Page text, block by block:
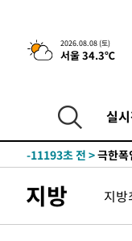
2026.08.08 (토)
서울 34.3℃
실
-24239초 전 >강릉에
-20346초 전 >백운산
-15590초 전 >
남자
-14966초 전 >
-11193초 전 >극한
-6728초 전 >
[속보]'
1시간 전 >'최고 37도
지방 지방